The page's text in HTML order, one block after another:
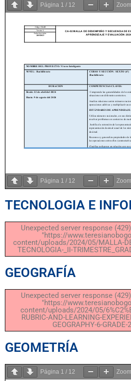
Página 1 / 12 Zoom
Página 1 / 12 Zoom
TECNOLOGIA E
Unexpected server response
"https://
content/uploads/2024/05/MALLA-
TECNOLOGIA-_II-
GEOGRAFÍA
Unexpected server response
"https://
content/uploads/2024/05/
RUBRIC-AND-LEARNING-
GEOGRAPHY-6-
GEOMETRÍA
Página 1 / 12 Zoom